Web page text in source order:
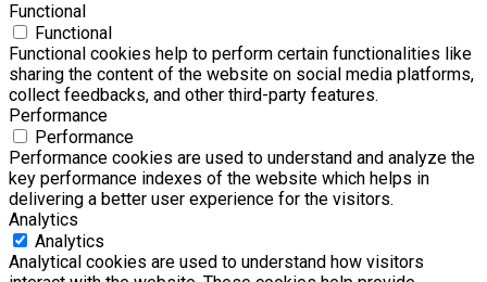
Functional
Functional
Functional cookies help to perform certain functionalities like
sharing the content of the website on social media platforms,
collect feedbacks, and other third-party features.
Performance
Performance
Performance cookies are used to understand and analyze the
key performance indexes of the website which helps in
delivering a better user experience for the visitors.
Analytics
Analytics
Analytical cookies are used to understand how visitors